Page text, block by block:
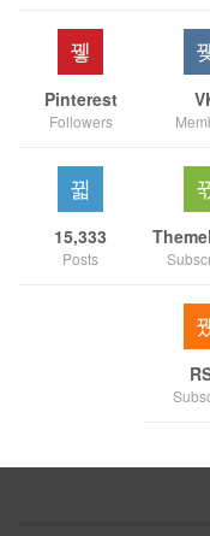
Pinterest
Followers
15,333
Posts